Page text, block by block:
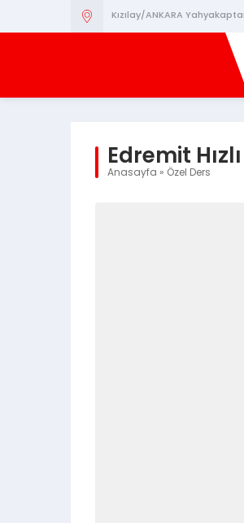
Kızılay/ANKARA
Edremit
Anasayfa » Özel Ders